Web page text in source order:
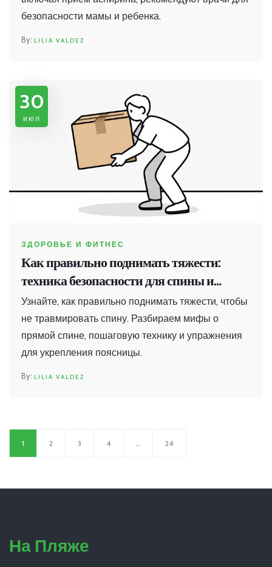
безопасности мамы и ребенка.
LILIA VALDEZ
30
июл
ЗДОРОВЬЕ И ФИТНЕС
Как правильно поднимать тяжести:
техника безопасности для спины и
поясницы
Узнайте, как правильно поднимать тяжести, чтобы
не травмировать спину. Разбираем мифы о
прямой спине, пошаговую технику и упражнения
для укрепления поясницы.
LILIA VALDEZ
1 2 3 4 24
На Пляже